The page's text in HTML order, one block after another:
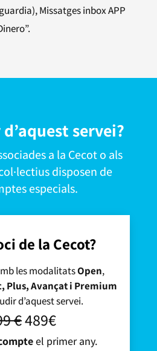
Missatges inbox APP
servei?
a la Cecot o als
disposen de
especials.
de la Cecot?
les modalitatsOpen,
Plus, Avançat i Premium
d’aquest servei.
€489€
el primer any.